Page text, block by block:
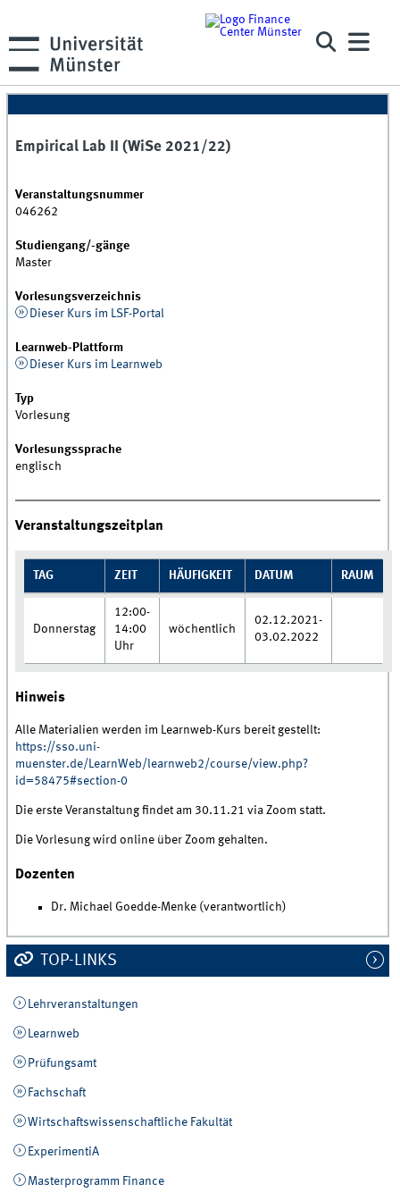
Empirical Lab II (WiSe 2021/22)
Veranstaltungsnummer
046262
Studiengang/-gänge
Master
Vorlesungsverzeichnis
Dieser Kurs im LSF-Portal
Learnweb-Plattform
Dieser Kurs im Learnweb
Typ
Vorlesung
Vorlesungssprache
englisch
Veranstaltungszeitplan
TAG ZEIT HÄUFIGKEIT DATUM RAUM
Donnerstag
12:00-
14:00
Uhr
wöchentlich
02.12.2021-
03.02.2022
Hinweis
Alle Materialien werden im Learnweb-Kurs bereit gestellt:
https://sso.uni-
muenster.de/LearnWeb/learnweb2/course/view.php?
id=58475#section-0
Die erste Veranstaltung findet am 30.11.21 via Zoom statt.
Die Vorlesung wird online über Zoom gehalten.
Dozenten
Dr. Michael Goedde-Menke (verantwortlich)
TOP-LINKS
Lehrveranstaltungen
Learnweb
Prüfungsamt
Fachschaft
Wirtschaftswissenschaftliche Fakultät
ExperimentiA
Masterprogramm Finance